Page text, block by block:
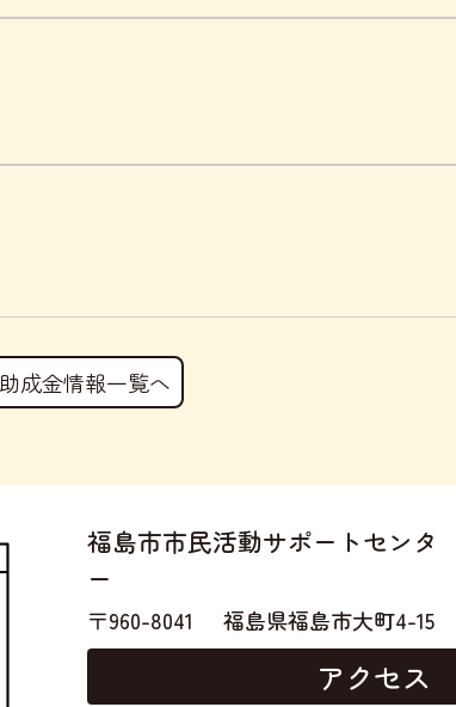
助成金情報一覧へ
福島市市民活動サポートセンタ
ー
〒960-8041 福島県福島市大町4-15
アクセス